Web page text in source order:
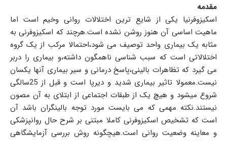
مقدمه
اسکیزوفرنیا یکی از شایع ترین اختلالات روانی وخیم است اما
ماهیت اساسی آن هنوز روشن نشده است.هرچند که اسکیزوفرنی به
مثابه یک بیماری واحد توصیف می شود،احتمالا مرکب از یک گروه
اختلالاتی است که سبب شناسی ناهمگون داشته،و بیماری را دربر
می گیرد که تظاهرات بالینی،پاسخ درمانی و سیر بیماری آنها یکسان
نیست.معمولا تاثیر بیماری شدید و دیرپا است و قبل از 25سالگی
شروع میشود و هیچ یک از طبقات اجتماعی از ابتلای به آن مصون
نیستند.نکته مهمی که می بایست مورد توجه بالینگران باشد آن
است که تشخیص اسکیزوفرنی کاملا مبتنی بر شرح حال روانپزشکی
و معاینه وضعیت روانی است.هیچگونه روش بررسی آزمایشگاهی